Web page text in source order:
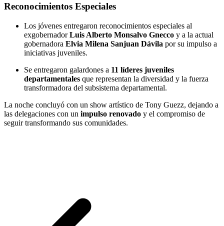
Reconocimientos Especiales
Los jóvenes entregaron reconocimientos especiales al
exgobernadorLuis Alberto Monsalvo Gnecco y a la actual
gobernadora Elvia Milena Sanjuan Dávila por su impulso a
iniciativas juveniles.
Se entregaron galardones a 11 líderes juveniles
departamentales que representan la diversidad y la fuerza
transformadora del subsistema departamental.
La noche concluyó con un show artístico de Tony Guezz, dejando a
las delegaciones con un impulso renovado y el compromiso de
seguir transformando sus comunidades.